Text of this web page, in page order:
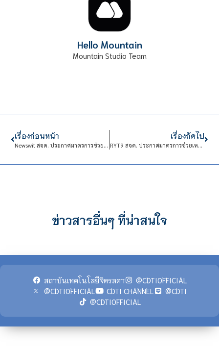
Hello Mountain
Mountain Studio Team
เรื่องก่อนหน้า
Newswit สจด. ประกาศมาตรการช่วยเหลือนักเรียน นักศึกษา ฝ่าวิกฤต COVID-19
เรื่องถัดไป
RYT9 สจด. ประกาศมาตรการช่วยเหลือนักเรียน นักศึกษา ฝ่าวิกฤต COVID-19
ข่าวสารอื่นๆ ที่น่าสนใจ
สถาบันเทคโนโลยีจิตรลดา
@CDTIOFFICIAL
@CDTIOFFICIAL
CDTI CHANNEL
@CDTI
@CDTIOFFICIAL